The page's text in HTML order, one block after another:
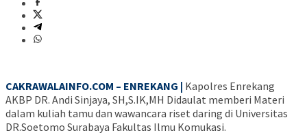
CAKRAWALAINFO.COM – ENREKANG | Kapolres Enrekang
AKBP DR. Andi Sinjaya, SH,S.IK,MH Didaulat memberi Materi
dalam kuliah tamu dan wawancara riset daring di Universitas
DR.Soetomo Surabaya Fakultas Ilmu Komukasi.